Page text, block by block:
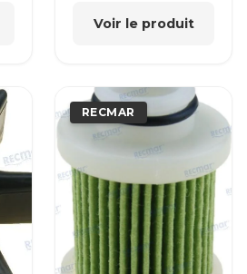
Voir le produit
RECMAR